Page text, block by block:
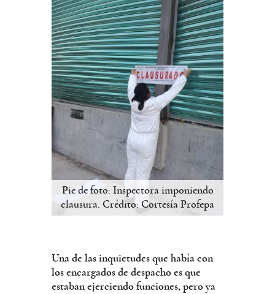
Pie de foto: Inspectora imponiendo
clausura. Crédito: Cortesía Profepa
Una de las inquietudes que había con
los encargados de despacho es que
estaban ejerciendo funciones, pero ya